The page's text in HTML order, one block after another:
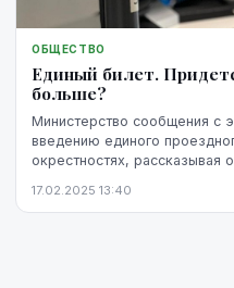
ОБЩЕСТВО
Единый билет.
больше?
Министерство сообщения с
введению единого
окрестностях, рассказывая
17.02.2025 13:40